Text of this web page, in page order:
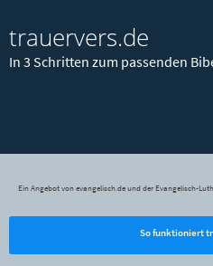
trauervers.de
In 3 Schritten zum passenden
Ein Angebot von evangelisch.de und der Evangelisch-
So funktioniert